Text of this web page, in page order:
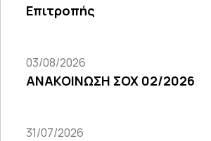
Επιτροπής
03/08/2026
ΑΝΑΚΟΙΝΩΣΗ ΣΟΧ 02/2026
31/07/2026